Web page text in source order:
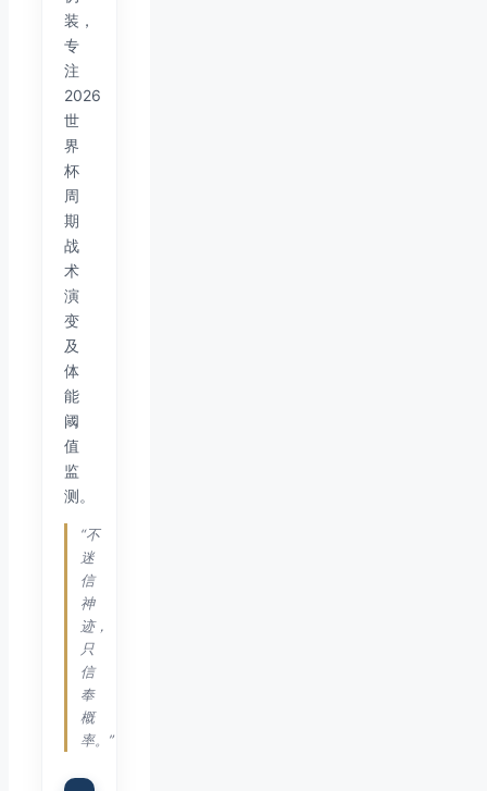
装，
专
注
2026
世
界
杯
周
期
战
术
演
变
及
体
能
阈
值
监
测。
“不
迷
信
神
迹，
只
信
奉
概
率。”